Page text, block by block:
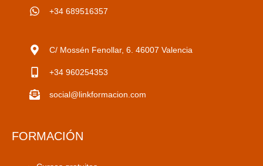
+34 689516357
C/ Mossén Fenollar, 6. 46007 Valencia
+34 960254353
social@linkformacion.com
FORMACIÓN